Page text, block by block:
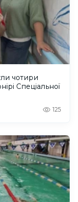
чотири
Спеціальної
125